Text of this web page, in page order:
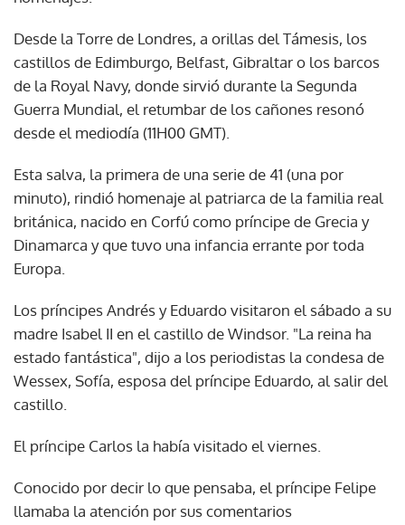
Desde la Torre de Londres, a orillas del Támesis, los
castillos de Edimburgo, Belfast, Gibraltar o los barcos
de la Royal Navy, donde sirvió durante la Segunda
Guerra Mundial, el retumbar de los cañones resonó
desde el mediodía (11H00 GMT).
Esta salva, la primera de una serie de 41 (una por
minuto), rindió homenaje al patriarca de la familia real
británica, nacido en Corfú como príncipe de Grecia y
Dinamarca y que tuvo una infancia errante por toda
Europa.
Los príncipes Andrés y Eduardo visitaron el sábado a su
madre Isabel II en el castillo de Windsor. "La reina ha
estado fantástica", dijo a los periodistas la condesa de
Wessex, Sofía, esposa del príncipe Eduardo, al salir del
castillo.
El príncipe Carlos la había visitado el viernes.
Conocido por decir lo que pensaba, el príncipe Felipe
llamaba la atención por sus comentarios